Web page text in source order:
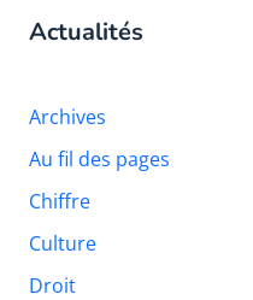
Actualités
Archives
Au fil des pages
Chiffre
Culture
Droit